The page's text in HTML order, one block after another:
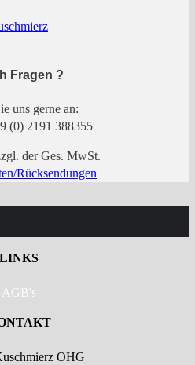
Fragen ?
uns gerne an:
(0) 2191 388355
der Ges. MwSt.
Rücksendungen
LINKS
AGB's
OHG